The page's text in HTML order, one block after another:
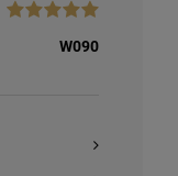
W090